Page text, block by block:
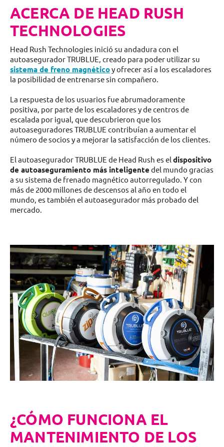
ACERCA DE HEAD RUSH
TECHNOLOGIES
Head Rush Technologies inició su andadura con el
autoasegurador TRUBLUE, creado para poder utilizar su
sistema de freno magnéticoy ofrecer así a los escaladores
la posibilidad de entrenarse sin compañero.
La respuesta de los usuarios fue abrumadoramente
positiva, por parte de los escaladores y de centros de
escalada por igual, que descubrieron que los
autoaseguradores TRUBLUE contribuían a aumentar el
número de socios y a mejorar la satisfacción de los clientes.
El autoasegurador TRUBLUE de Head Rush es el dispositivo
de autoaseguramiento más inteligente del mundo gracias
a su sistema de frenado magnético autorregulado. Y con
más de 2000 millones de descensos al año en todo el
mundo, es también el autoasegurador más probado del
mercado.
¿CÓMO FUNCIONA EL
MANTENIMIENTO DE LOS